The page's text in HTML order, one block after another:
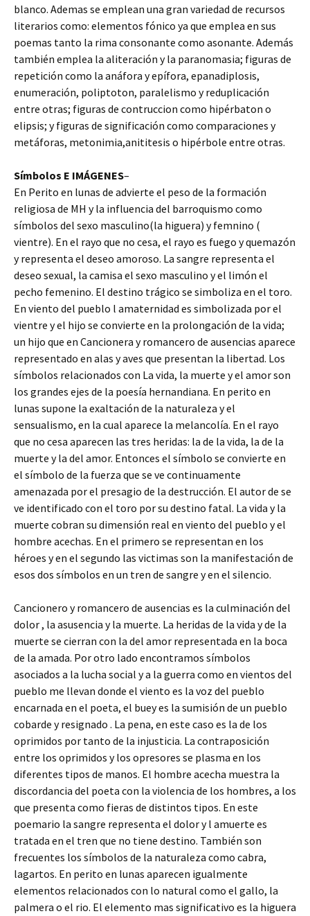
blanco. Ademas se emplean una gran variedad de recursos
literarios como: elementos fónico ya que emplea en sus
poemas tanto la rima consonante como asonante. Además
también emplea la aliteración y la paranomasia; figuras de
repetición como la anáfora y epífora, epanadiplosis,
enumeración, poliptoton, paralelismo y reduplicación
entre otras; figuras de contruccion como hipérbaton o
elipsis; y figuras de significación como comparaciones y
metáforas, metonimia,anititesis o hipérbole entre otras.
Símbolos E IMÁGENES–
En Perito en lunas de advierte el peso de la formación
religiosa de MH y la influencia del barroquismo como
símbolos del sexo masculino(la higuera) y femnino (
vientre). En el rayo que no cesa, el rayo es fuego y quemazón
y representa el deseo amoroso. La sangre representa el
deseo sexual, la camisa el sexo masculino y el limón el
pecho femenino. El destino trágico se simboliza en el toro.
En viento del pueblo l amaternidad es simbolizada por el
vientre y el hijo se convierte en la prolongación de la vida;
un hijo que en Cancionera y romancero de ausencias aparece
representado en alas y aves que presentan la libertad. Los
símbolos relacionados con La vida, la muerte y el amor son
los grandes ejes de la poesía hernandiana. En perito en
lunas supone la exaltación de la naturaleza y el
sensualismo, en la cual aparece la melancolía. En el rayo
que no cesa aparecen las tres heridas: la de la vida, la de la
muerte y la del amor. Entonces el símbolo se convierte en
el símbolo de la fuerza que se ve continuamente
amenazada por el presagio de la destrucción. El autor de se
ve identificado con el toro por su destino fatal. La vida y la
muerte cobran su dimensión real en viento del pueblo y el
hombre acechas. En el primero se representan en los
héroes y en el segundo las victimas son la manifestación de
esos dos símbolos en un tren de sangre y en el silencio.
Cancionero y romancero de ausencias es la culminación del
dolor , la asusencia y la muerte. La heridas de la vida y de la
muerte se cierran con la del amor representada en la boca
de la amada. Por otro lado encontramos símbolos
asociados a la lucha social y a la guerra como en vientos del
pueblo me llevan donde el viento es la voz del pueblo
encarnada en el poeta, el buey es la sumisión de un pueblo
cobarde y resignado . La pena, en este caso es la de los
oprimidos por tanto de la injusticia. La contraposición
entre los oprimidos y los opresores se plasma en los
diferentes tipos de manos. El hombre acecha muestra la
discordancia del poeta con la violencia de los hombres, a los
que presenta como fieras de distintos tipos. En este
poemario la sangre representa el dolor y l amuerte es
tratada en el tren que no tiene destino. También son
frecuentes los símbolos de la naturaleza como cabra,
lagartos. En perito en lunas aparecen igualmente
elementos relacionados con lo natural como el gallo, la
palmera o el rio. El elemento mas significativo es la higuera